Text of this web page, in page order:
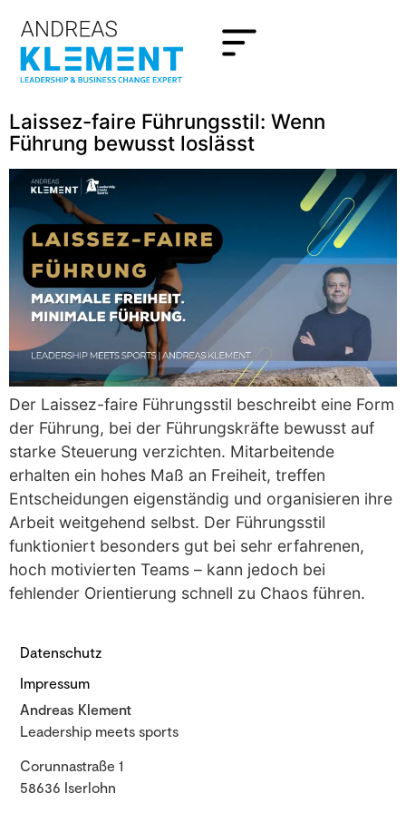
Laissez-faire Führungsstil: Wenn
Führung bewusst loslässt
Der Laissez-faire Führungsstil beschreibt eine Form
der Führung, bei der Führungskräfte bewusst auf
starke Steuerung verzichten. Mitarbeitende
erhalten ein hohes Maß an Freiheit, treffen
Entscheidungen eigenständig und organisieren ihre
Arbeit weitgehend selbst. Der Führungsstil
funktioniert besonders gut bei sehr erfahrenen,
hoch motivierten Teams – kann jedoch bei
fehlender Orientierung schnell zu Chaos führen.
Datenschutz
Impressum
Andreas Klement
Leadership meets sports
Corunnastraße 1
58636 Iserlohn